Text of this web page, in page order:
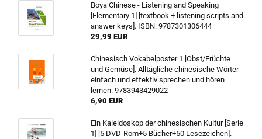
Boya Chinese - Listening and Speaking
[Elementary 1] [textbook + listening scripts and
answer keys]. ISBN: 9787301306444
29,99 EUR
Chinesisch Vokabelposter 1 [Obst/Früchte
und Gemüse]. Alltägliche chinesische Wörter
einfach und effektiv sprechen und hören
lernen. 9783943429022
6,90 EUR
Ein Kaleidoskop der chinesischen Kultur [Serie
1] [5 DVD-Rom+5 Bücher+50 Lesezeichen].